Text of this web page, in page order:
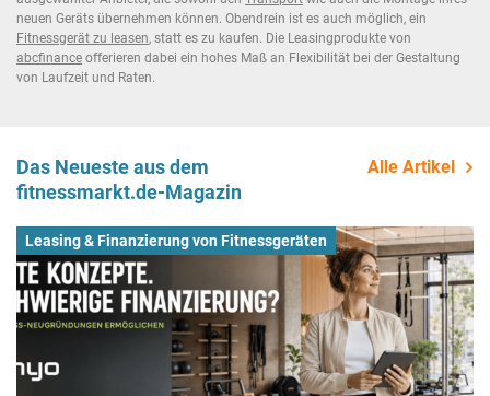
neuen Geräts übernehmen können. Obendrein ist es auch möglich, ein
Fitnessgerät zu leasen, statt es zu kaufen. Die Leasingprodukte von
abcfinance offerieren dabei ein hohes Maß an Flexibilität bei der Gestaltung
von Laufzeit und Raten.
Das Neueste aus dem
fitnessmarkt.de-Magazin
Alle Artikel
Leasing & Finanzierung von Fitnessgeräten